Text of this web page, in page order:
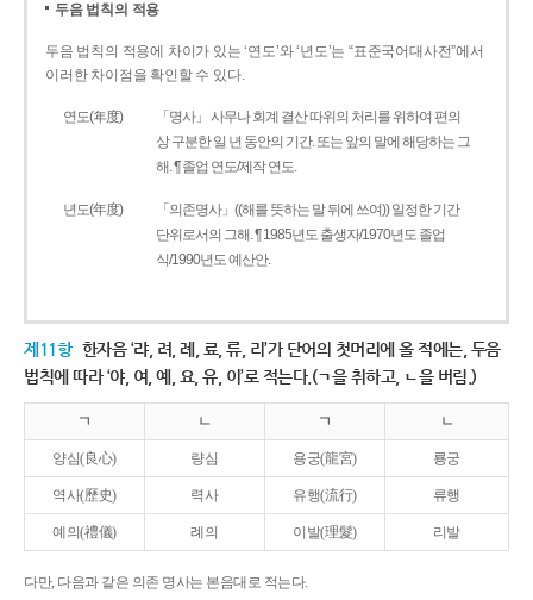
두음 법칙의 적용
두음 법칙의 적용에 차이가 있는 ‘연도’와 ‘년도’는 “표준국어대사전”에서
이러한 차이점을 확인할 수 있다.
연도(年度)
「명사」 사무나 회계 결산 따위의 처리를 위하여 편의
상 구분한 일 년 동안의 기간. 또는 앞의 말에 해당하는 그
해. ¶ 졸업 연도/제작 연도.
년도(年度)
「의존명사」((해를 뜻하는 말 뒤에 쓰여)) 일정한 기간
단위로서의 그해. ¶ 1985년도 출생자/1970년도 졸업
식/1990년도 예산안.
제11항 한자음 ‘랴, 려, 례, 료, 류, 리’가 단어의 첫머리에 올 적에는, 두음
법칙에 따라 ‘야, 여, 예, 요, 유, 이’로 적는다.(ㄱ을 취하고, ㄴ을 버림.)
ㄱ ㄴ ㄱ ㄴ
양심(良心) 량심 용궁(龍宮) 룡궁
역사(歷史) 력사 유행(流行) 류행
예의(禮儀) 례의 이발(理髮) 리발
다만, 다음과 같은 의존 명사는 본음대로 적는다.